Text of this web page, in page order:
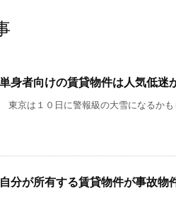
単身者向けの賃貸物件は人気低迷
東京は１０日に警報級の大雪になるか
自分が所有する賃貸物件が事故物